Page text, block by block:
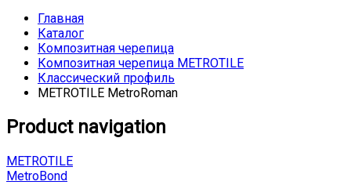
Главная
Каталог
Композитная черепица
Композитная черепица METROTILE
Классический профиль
METROTILE MetroRoman
Product navigation
METROTILE
MetroBond